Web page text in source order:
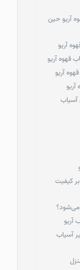
آریو حین
آسیاب
کیفیت
می‌شود؟
آریو
آسیاب